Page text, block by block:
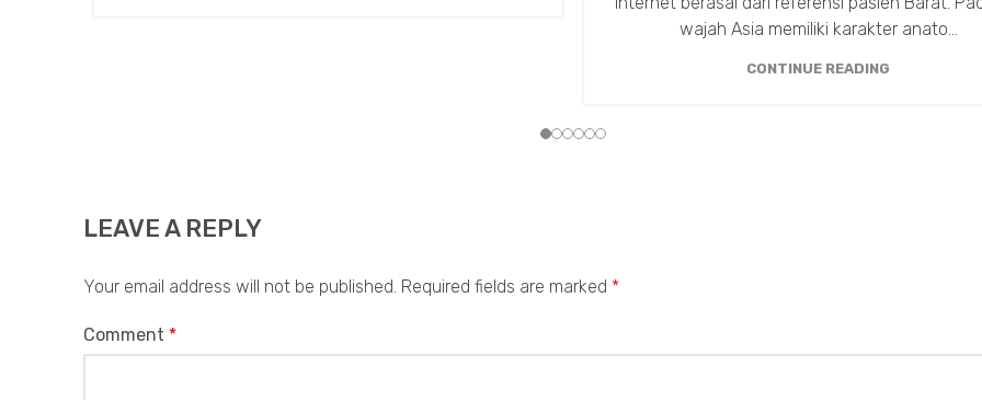
wajah Asia memiliki karakter anato...
CONTINUE READING
LEAVE A REPLY
Your email address will not be published. Required fields are marked *
Comment *